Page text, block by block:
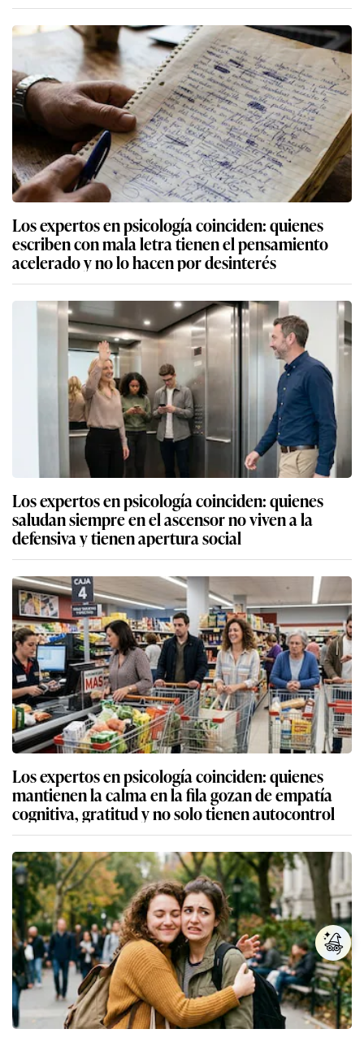
Los expertos en psicología coinciden: quienes
escriben con mala letra tienen el pensamiento
acelerado y no lo hacen por desinterés
Los expertos en psicología coinciden: quienes
saludan siempre en el ascensor no viven a la
defensiva y tienen apertura social
Los expertos en psicología coinciden: quienes
mantienen la calma en la fila gozan de empatía
cognitiva, gratitud y no solo tienen autocontrol